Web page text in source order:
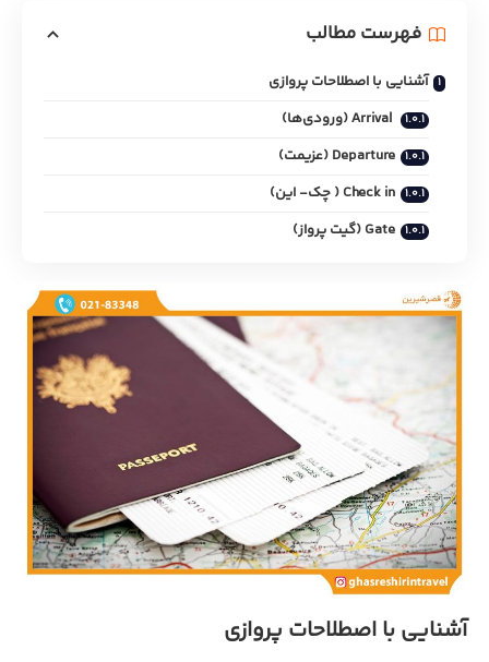
فهرست مطالب
آشنایی با اصطلاحات پروازی
Departure (عزیمت)
Check in ( چک- این)
Gate (گیت پرواز)
آشنایی با اصطلاحات پروازی